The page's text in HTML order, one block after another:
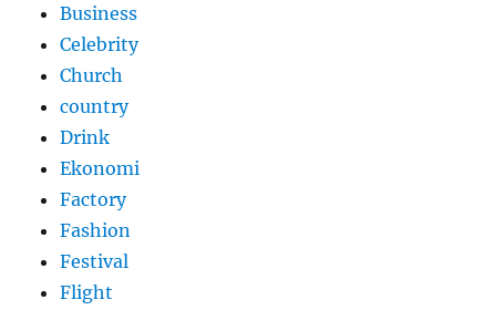
Business
Celebrity
Church
country
Drink
Ekonomi
Factory
Fashion
Festival
Flight